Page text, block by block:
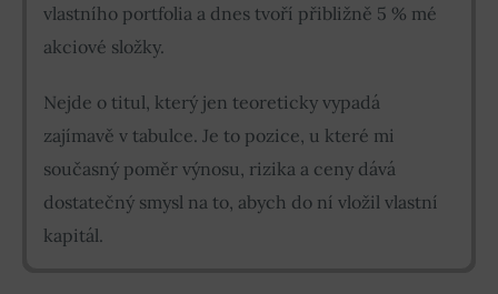
vlastního portfolia a dnes tvoří přibližně 5 % mé
akciové složky.
Nejde o titul, který jen teoreticky vypadá
zajímavě v tabulce. Je to pozice, u které mi
současný poměr výnosu, rizika a ceny dává
dostatečný smysl na to, abych do ní vložil vlastní
kapitál.